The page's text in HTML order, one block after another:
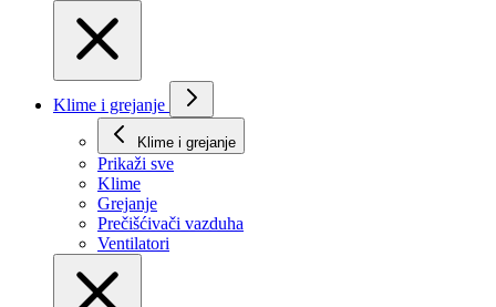
Klime i grejanje
Klime i grejanje
Prikaži svе
Klime
Grejanje
Prečišćivači vazduha
Ventilatori